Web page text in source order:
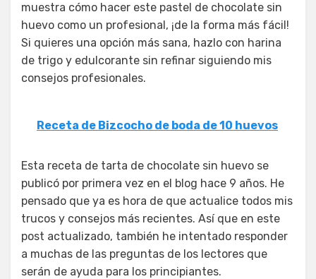
muestra cómo hacer este pastel de chocolate sin
huevo como un profesional, ¡de la forma más fácil!
Si quieres una opción más sana, hazlo con harina
de trigo y edulcorante sin refinar siguiendo mis
consejos profesionales.
Receta de Bizcocho de boda de 10 huevos
Esta receta de tarta de chocolate sin huevo se
publicó por primera vez en el blog hace 9 años. He
pensado que ya es hora de que actualice todos mis
trucos y consejos más recientes. Así que en este
post actualizado, también he intentado responder
a muchas de las preguntas de los lectores que
serán de ayuda para los principiantes.